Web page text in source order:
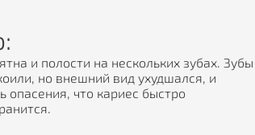
и полости на нескольких зубах. Зубы
но внешний вид ухудшался, и
опасения, что кариес быстро